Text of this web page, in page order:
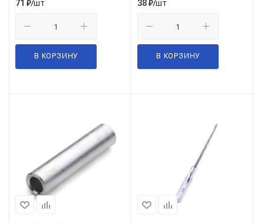
71 ₽/шт
В КОРЗИНУ
38₽/шт
В КОРЗИНУ